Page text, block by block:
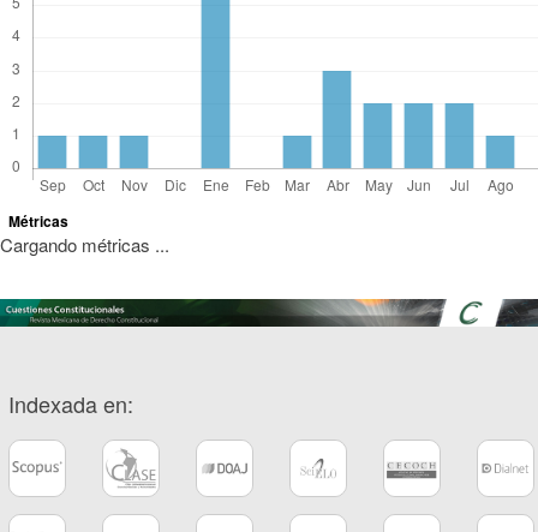
Métricas
Cargando métricas ...
Indexada en: